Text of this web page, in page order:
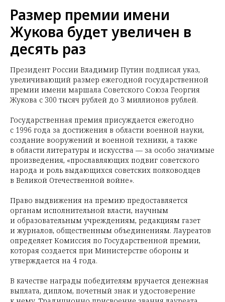
Размер премии имени
Жукова будет увеличен в
десять раз
Президент России Владимир Путин подписал указ,
увеличивающий размер ежегодной государственной
премии имени маршала Советского Союза Георгия
Жукова с 300 тысяч рублей до 3 миллионов рублей.
Государственная премия присуждается ежегодно
с 1996 года за достижения в области военной науки,
создание вооружений и военной техники, а также
в области литературы и искусства — за особо значимые
произведения, «прославляющих подвиг советского
народа и роль выдающихся советских полководцев
в Великой Отечественной войне».
Право выдвижения на премию предоставляется
органам исполнительной власти, научным
и образовательным учреждениям, редакциям газет
и журналов, общественным объединениям. Лауреатов
определяет Комиссия по Государственной премии,
которая создается при Министерстве обороны и
утверждается на 4 года.
В качестве награды победителям вручается денежная
выплата, диплом, почетный знак и удостоверение